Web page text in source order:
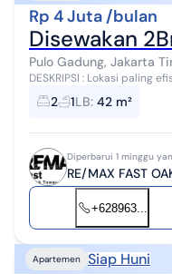
Rp 4 Juta /bulan
Disewakan
Pulo Gadung, Jakarta
DESKRIPSI : Lokasi paling
Pulogadung,
Cikampek dekat, dan ...
2 1LB: 42 m²
Diperbarui 1 minggu
RE/MAX FAST
+628963...
Apartemen Siap Huni